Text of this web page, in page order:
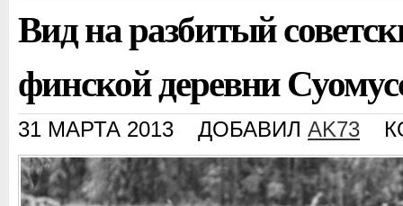
Вид на разбитый
финской деревни
31 МАРТА 2013 ДОБАВИЛ AK73